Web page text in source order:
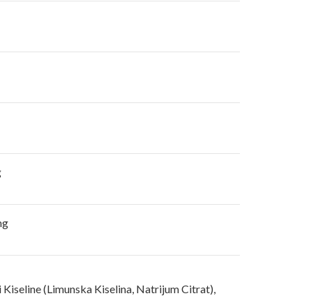
(Limunska Kiselina, Natrijum Citrat),